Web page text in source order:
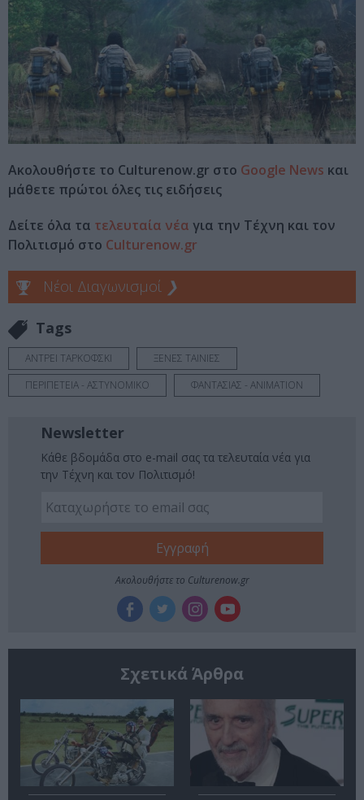
Ακολουθήστε το Culturenow.gr στο Google News και
μάθετε πρώτοι όλες τις ειδήσεις
Δείτε όλα τα τελευταία νέα για την Τέχνη και τον
Πολιτισμό στο Culturenow.gr
Νέοι Διαγωνισμοί ❯
Tags
ΑΝΤΡΕΙ ΤΑΡΚΟΦΣΚΙ
ΞΕΝΕΣ ΤΑΙΝΙΕΣ
ΠΕΡΙΠΕΤΕΙΑ - ΑΣΤΥΝΟΜΙΚΟ
ΦΑΝΤΑΣΙΑΣ - ANIMATION
Newsletter
Κάθε βδομάδα στο e-mail σας τα τελευταία νέα για
την Τέχνη και τον Πολιτισμό!
Ακολουθήστε το Culturenow.gr
Σχετικά Άρθρα